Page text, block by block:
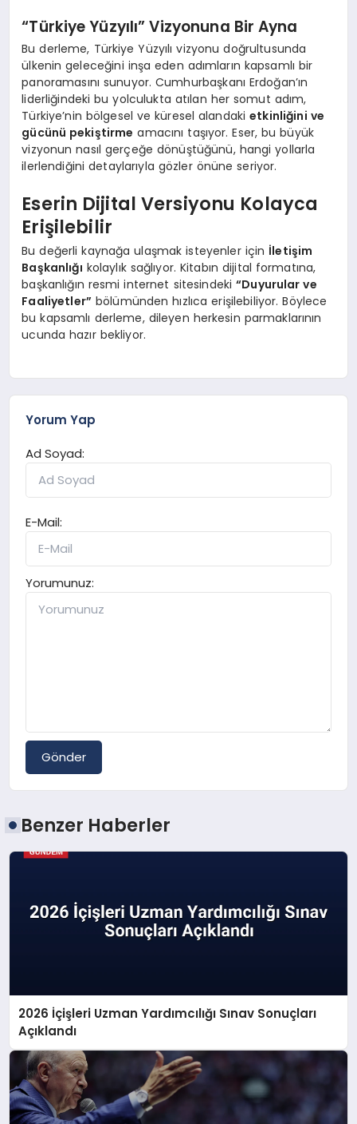
“Türkiye Yüzyılı” Vizyonuna Bir Ayna
Bu derleme, Türkiye Yüzyılı vizyonu doğrultusunda
ülkenin geleceğini inşa eden adımların kapsamlı bir
panoramasını sunuyor. Cumhurbaşkanı Erdoğan’ın
liderliğindeki bu yolculukta atılan her somut adım,
Türkiye’nin bölgesel ve küresel alandakietkinliğini ve
gücünü pekiştirme amacını taşıyor. Eser, bu büyük
vizyonun nasıl gerçeğe dönüştüğünü, hangi yollarla
ilerlendiğini detaylarıyla gözler önüne seriyor.
Eserin Dijital Versiyonu Kolayca
Erişilebilir
Bu değerli kaynağa ulaşmak isteyenler için İletişim
Başkanlığı kolaylık sağlıyor. Kitabın dijital formatına,
başkanlığın resmi internet sitesindeki“Duyurular ve
Faaliyetler” bölümünden hızlıca erişilebiliyor. Böylece
bu kapsamlı derleme, dileyen herkesin parmaklarının
ucunda hazır bekliyor.
Yorum Yap
Ad Soyad:
E-Mail:
Yorumunuz:
Gönder
Benzer Haberler
2026 İçişleri Uzman Yardımcılığı Sınav Sonuçları
Açıklandı